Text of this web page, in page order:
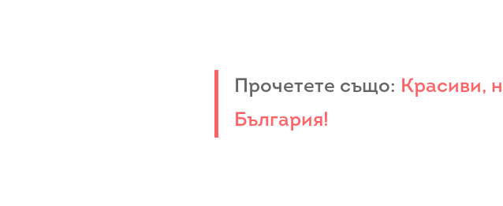
Прочетете също: Красиви,
България!